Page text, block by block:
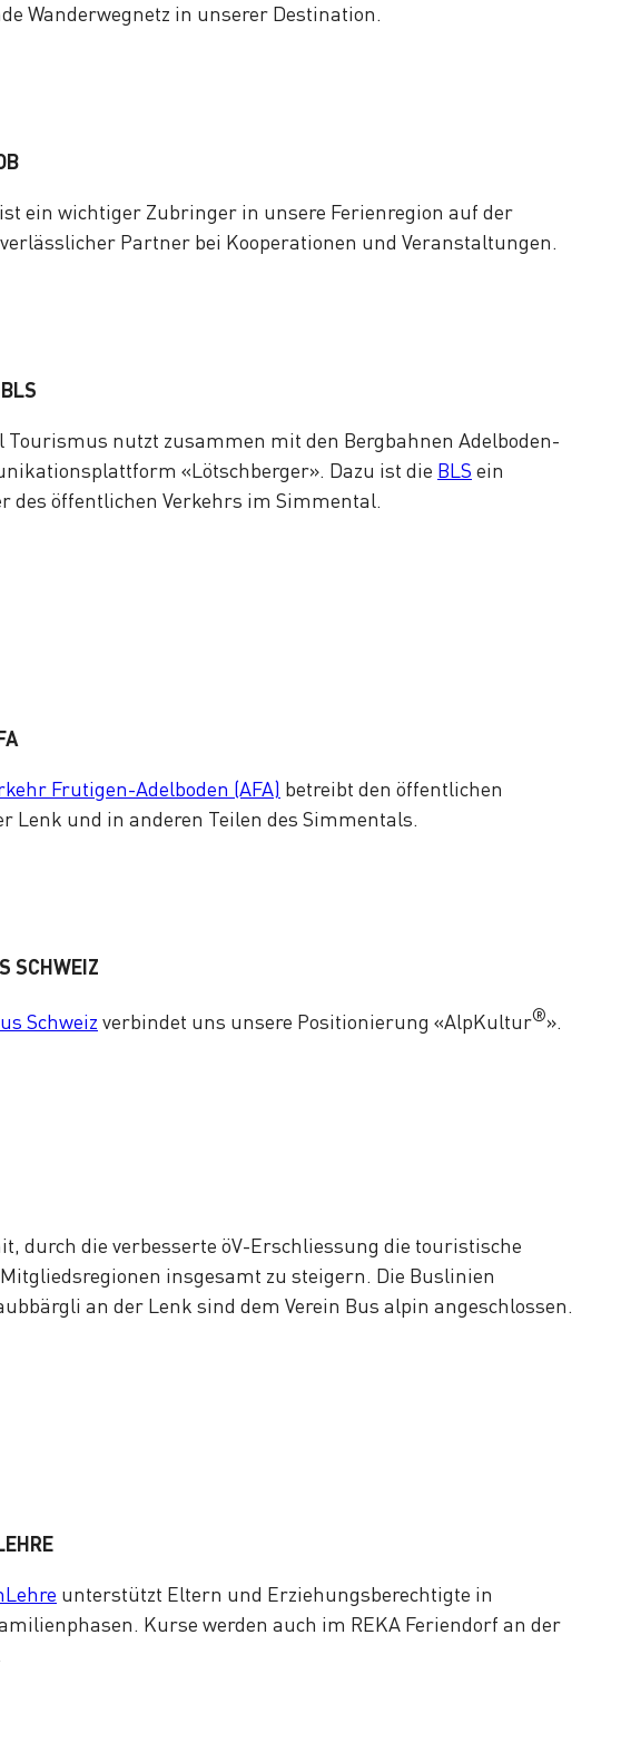
Wanderwegnetz in unserer Destination.
ist ein wichtiger Zubringer in unsere Ferienregion auf der
Partner bei Kooperationen und Veranstaltungen.
nutzt zusammen mit den Bergbahnen Adelboden-
«Lötschberger». Dazu ist die BLS ein
des öffentlichen Verkehrs im Simmental.
Frutigen-Adelboden (AFA) betreibt den öffentlichen
Lenk und in anderen Teilen des Simmentals.
SCHWEIZ
Schweiz verbindet uns unsere Positionierung «AlpKultur®».
durch die verbesserte öV-Erschliessung die touristische
insgesamt zu steigern. Die Buslinien
an der Lenk sind dem Verein Bus alpin angeschlossen.
unterstützt Eltern und Erziehungsberechtigte in
Kurse werden auch im REKA Feriendorf an der